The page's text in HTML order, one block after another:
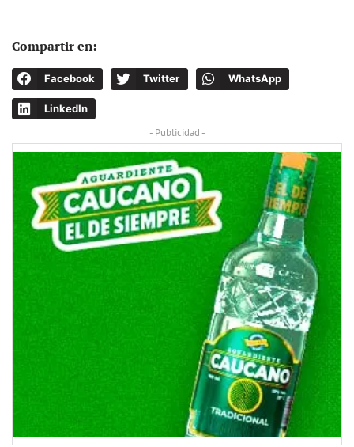
Compartir en:
Facebook Twitter WhatsApp
LinkedIn
- Publicidad -